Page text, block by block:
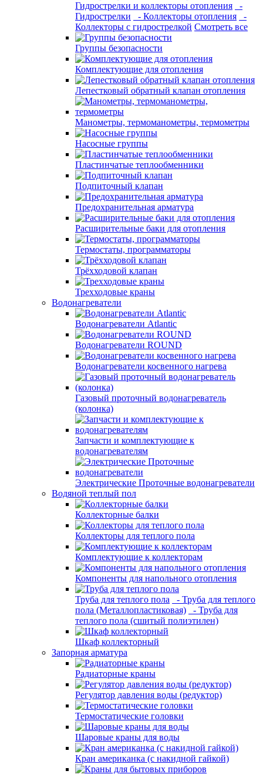
Гидрострелки и коллекторы отопления
-
Гидрострелки
- Коллекторы отопления
-
Коллекторы с гидрострелкой Смотреть все
Группы безопасности
Комплектующие для отопления
Лепестковый обратный клапан отопления
Манометры, термоманометры, термометры
Насосные группы
Пластинчатые теплообменники
Подпиточный клапан
Предохранительная арматура
Расширительные баки для отопления
Термостаты, программаторы
Трёхходовой клапан
Трехходовые краны
Водонагреватели
Водонагреватели Atlantic
Водонагреватели ROUND
Водонагреватели косвенного нагрева
Газовый проточный водонагреватель
(колонка)
Запчасти и комплектующие к
водонагревателям
Электрические Проточные водонагреватели
Водяной теплый пол
Коллекторные балки
Коллекторы для теплого пола
Комплектующие к коллекторам
Компоненты для напольного отопления
Труба для теплого пола
- Труба для теплого
пола (Металлопластиковая)
- Труба для
теплого пола (сшитый полиэтилен)
Шкаф коллекторный
Запорная арматура
Радиаторные краны
Регулятор давления воды (редуктор)
Термостатические головки
Шаровые краны для воды
Кран американка (с накидной гайкой)